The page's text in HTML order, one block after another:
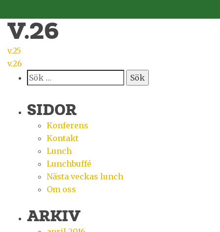
V.26
INLÄGGSNAVIGERING
v.25
v.26
Sök
efter:
SIDOR
Konferens
Kontakt
Lunch
Lunchbuffé
Nästa veckas lunch
Om oss
ARKIV